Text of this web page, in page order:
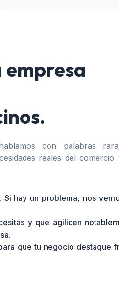
empresa
con palabras
reales del comercio
hay un problema, nos
y que agilicen
que tu negocio destaque